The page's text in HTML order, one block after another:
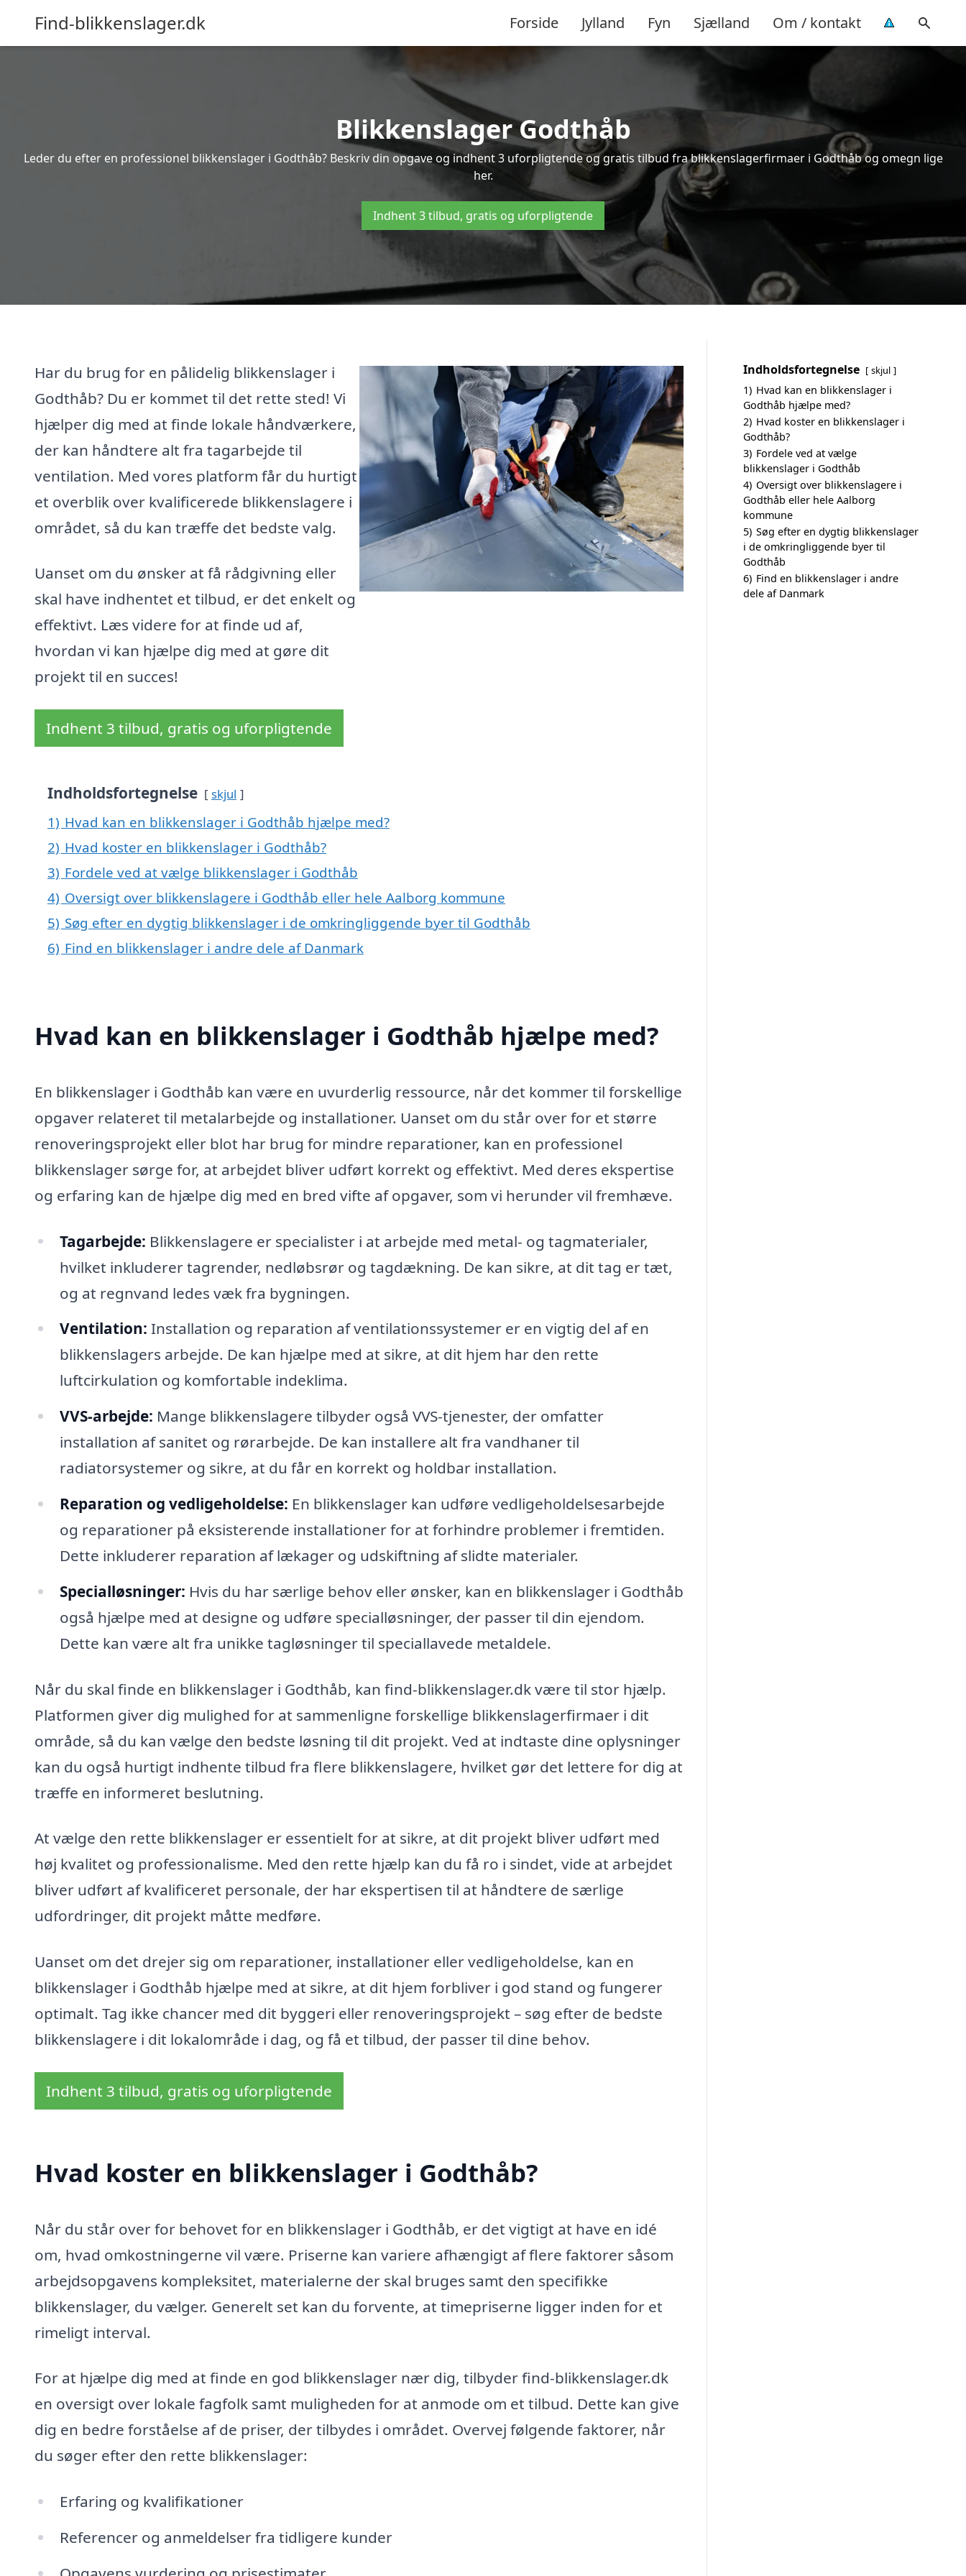
Find-blikkenslager.dk Forside Jylland Fyn Sjælland Om / kontakt
Blikkenslager Godthåb
Leder du efter en professionel blikkenslager i Godthåb? Beskriv din opgave og indhent 3 uforpligtende og gratis tilbud fra blikkenslagerfirmaer i Godthåb og omegn lige
her.
Indhent 3 tilbud, gratis og uforpligtende
Har du brug for en pålidelig blikkenslager i
Godthåb? Du er kommet til det rette sted! Vi
hjælper dig med at finde lokale håndværkere,
der kan håndtere alt fra tagarbejde til
ventilation. Med vores platform får du hurtigt
et overblik over kvalificerede blikkenslagere i
området, så du kan træffe det bedste valg.
Uanset om du ønsker at få rådgivning eller
skal have indhentet et tilbud, er det enkelt og
effektivt. Læs videre for at finde ud af,
hvordan vi kan hjælpe dig med at gøre dit
projekt til en succes!
Indhent 3 tilbud, gratis og uforpligtende
Indholdsfortegnelse skjul
1) Hvad kan en blikkenslager i Godthåb hjælpe med?
2) Hvad koster en blikkenslager i Godthåb?
3) Fordele ved at vælge blikkenslager i Godthåb
4) Oversigt over blikkenslagere i Godthåb eller hele Aalborg kommune
5) Søg efter en dygtig blikkenslager i de omkringliggende byer til Godthåb
6) Find en blikkenslager i andre dele af Danmark
Hvad kan en blikkenslager i Godthåb hjælpe med?
En blikkenslager i Godthåb kan være en uvurderlig ressource, når det kommer til forskellige
opgaver relateret til metalarbejde og installationer. Uanset om du står over for et større
renoveringsprojekt eller blot har brug for mindre reparationer, kan en professionel
blikkenslager sørge for, at arbejdet bliver udført korrekt og effektivt. Med deres ekspertise
og erfaring kan de hjælpe dig med en bred vifte af opgaver, som vi herunder vil fremhæve.
Tagarbejde: Blikkenslagere er specialister i at arbejde med metal- og tagmaterialer,
hvilket inkluderer tagrender, nedløbsrør og tagdækning. De kan sikre, at dit tag er tæt,
og at regnvand ledes væk fra bygningen.
Ventilation: Installation og reparation af ventilationssystemer er en vigtig del af en
blikkenslagers arbejde. De kan hjælpe med at sikre, at dit hjem har den rette
luftcirkulation og komfortable indeklima.
VVS-arbejde: Mange blikkenslagere tilbyder også VVS-tjenester, der omfatter
installation af sanitet og rørarbejde. De kan installere alt fra vandhaner til
radiatorsystemer og sikre, at du får en korrekt og holdbar installation.
Reparation og vedligeholdelse: En blikkenslager kan udføre vedligeholdelsesarbejde
og reparationer på eksisterende installationer for at forhindre problemer i fremtiden.
Dette inkluderer reparation af lækager og udskiftning af slidte materialer.
Specialløsninger: Hvis du har særlige behov eller ønsker, kan en blikkenslager i Godthåb
også hjælpe med at designe og udføre specialløsninger, der passer til din ejendom.
Dette kan være alt fra unikke tagløsninger til speciallavede metaldele.
Når du skal finde en blikkenslager i Godthåb, kan find-blikkenslager.dk være til stor hjælp.
Platformen giver dig mulighed for at sammenligne forskellige blikkenslagerfirmaer i dit
område, så du kan vælge den bedste løsning til dit projekt. Ved at indtaste dine oplysninger
kan du også hurtigt indhente tilbud fra flere blikkenslagere, hvilket gør det lettere for dig at
træffe en informeret beslutning.
At vælge den rette blikkenslager er essentielt for at sikre, at dit projekt bliver udført med
høj kvalitet og professionalisme. Med den rette hjælp kan du få ro i sindet, vide at arbejdet
bliver udført af kvalificeret personale, der har ekspertisen til at håndtere de særlige
udfordringer, dit projekt måtte medføre.
Uanset om det drejer sig om reparationer, installationer eller vedligeholdelse, kan en
blikkenslager i Godthåb hjælpe med at sikre, at dit hjem forbliver i god stand og fungerer
optimalt. Tag ikke chancer med dit byggeri eller renoveringsprojekt – søg efter de bedste
blikkenslagere i dit lokalområde i dag, og få et tilbud, der passer til dine behov.
Indhent 3 tilbud, gratis og uforpligtende
Hvad koster en blikkenslager i Godthåb?
Når du står over for behovet for en blikkenslager i Godthåb, er det vigtigt at have en idé
om, hvad omkostningerne vil være. Priserne kan variere afhængigt af flere faktorer såsom
arbejdsopgavens kompleksitet, materialerne der skal bruges samt den specifikke
blikkenslager, du vælger. Generelt set kan du forvente, at timepriserne ligger inden for et
rimeligt interval.
For at hjælpe dig med at finde en god blikkenslager nær dig, tilbyder find-blikkenslager.dk
en oversigt over lokale fagfolk samt muligheden for at anmode om et tilbud. Dette kan give
dig en bedre forståelse af de priser, der tilbydes i området. Overvej følgende faktorer, når
du søger efter den rette blikkenslager:
Erfaring og kvalifikationer
Referencer og anmeldelser fra tidligere kunder
Indholdsfortegnelse skjul
1) Hvad kan en blikkenslager i
Godthåb hjælpe med?
2) Hvad koster en blikkenslager i
Godthåb?
3) Fordele ved at vælge
blikkenslager i Godthåb
4) Oversigt over blikkenslagere i
Godthåb eller hele Aalborg
kommune
5) Søg efter en dygtig blikkenslager
i de omkringliggende byer til
Godthåb
6) Find en blikkenslager i andre
dele af Danmark